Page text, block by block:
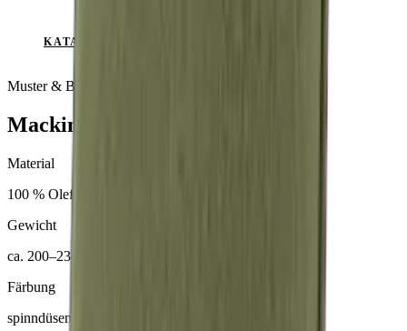
KATALOG ANSEHEN
Muster & Beratung auf Anfrage
Mackintosh® Nerio
Material
100 % Olefin (50 % recycelt)
Gewicht
ca. 200–230 g/m²
Färbung
spinndüsengefärbt